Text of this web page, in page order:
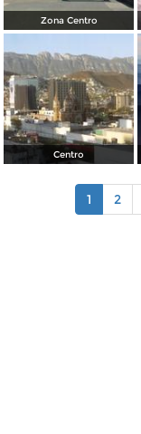
Zona Centro
Centro
1 2